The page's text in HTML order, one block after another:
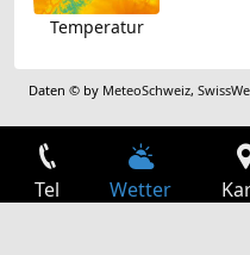
Temperatur
Daten © by MeteoSchweiz,
Tel Wetter